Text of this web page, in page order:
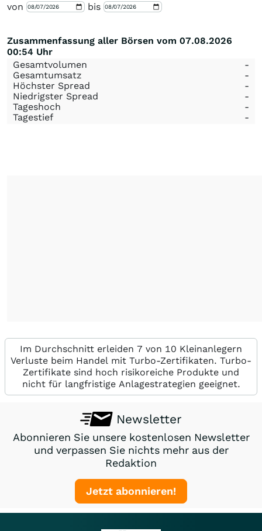
von
bis
Zusammenfassung aller Börsen vom 07.08.2026
00:54 Uhr
Gesamtvolumen
-
Gesamtumsatz
-
Höchster Spread
-
Niedrigster Spread
-
Tageshoch
-
Tagestief
-
Im Durchschnitt erleiden 7 von 10 Kleinanlegern
Verluste beim Handel mit Turbo-Zertifikaten. Turbo-
Zertifikate sind hoch risikoreiche Produkte und
nicht für langfristige Anlagestrategien geeignet.
Newsletter
Abonnieren Sie unsere kostenlosen Newsletter
und verpassen Sie nichts mehr aus der
Redaktion
Jetzt abonnieren!